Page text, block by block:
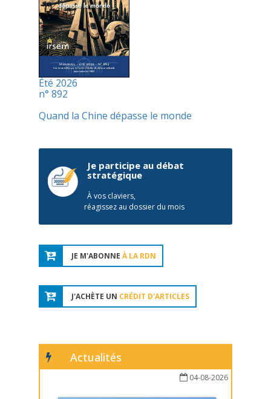
Été 2026
n° 892
Quand la Chine dépasse le monde
Je participe au débat
stratégique
À vos claviers,
réagissez au dossier du mois
JE M'ABONNE À LA RDN
J'ACHÈTE UN CRÉDIT D'ARTICLES
Actualités
04-08-2026